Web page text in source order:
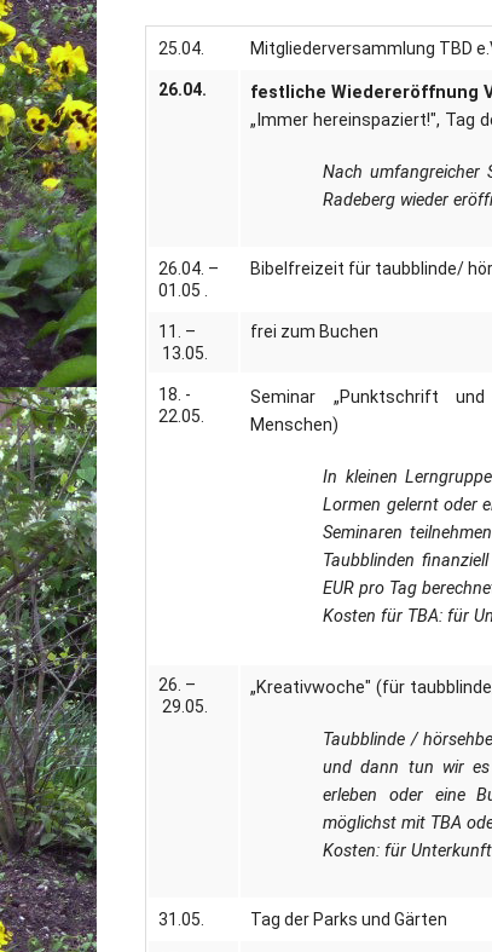
25.04. Mitgliederversammlung TBD
26.04.
festliche Wiedereröffnung
„Immer hereinspaziert!", Tag
Nach umfangreicher
Radeberg wieder
26.04. –
01.05 .
Bibelfreizeit für taubblinde/
11. –
13.05.
frei zum Buchen
18. -
22.05.
Seminar „Punktschrift
Menschen)
In kleinen
Lormen gelernt oder
Seminaren
Taubblinden
EUR pro Tag
Kosten für TBA: für
26. –
29.05.
„Kreativwoche" (für
Taubblinde /
und dann tun wir es
erleben oder eine
möglichst mit TBA
Kosten: für
31.05. Tag der Parks und Gärten